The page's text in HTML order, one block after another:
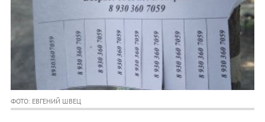
ФОТО: ЕВГЕНИЙ ШВЕЦ